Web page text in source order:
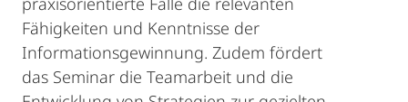
Fähigkeiten und Kenntnisse der
Informationsgewinnung. Zudem fördert
das Seminar die Teamarbeit und die